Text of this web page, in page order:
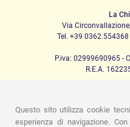
La
Via
Tel. +39
P.iva: 02999690965 -
R.E.A.
Questo sito utilizza cookie
esperienza di navigazione.